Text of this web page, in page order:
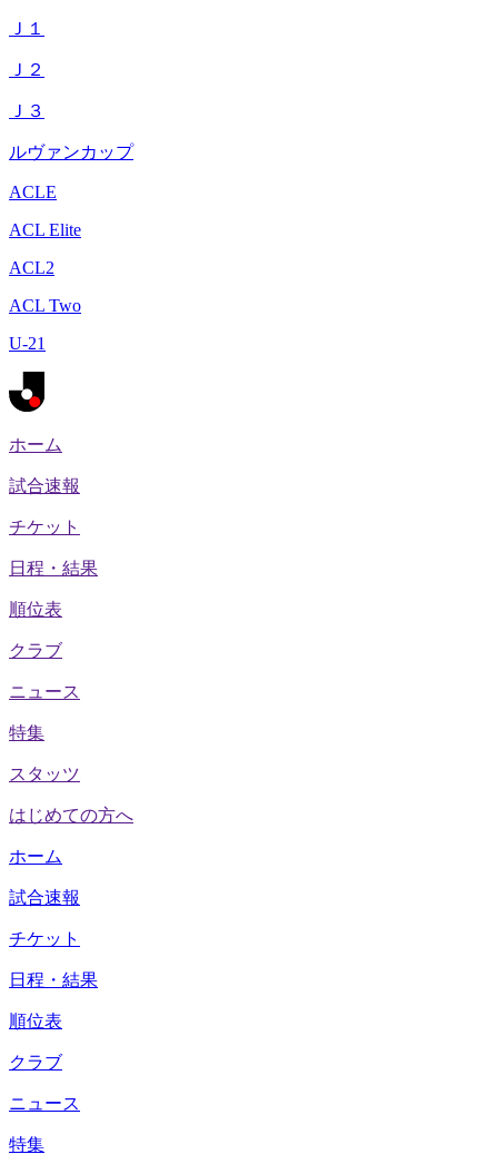
Ｊ１
Ｊ２
Ｊ３
ルヴァンカップ
ACLE
ACL Elite
ACL2
ACL Two
U-21
ホーム
試合速報
チケット
日程・結果
順位表
クラブ
ニュース
特集
スタッツ
はじめての方へ
ホーム
試合速報
チケット
日程・結果
順位表
クラブ
ニュース
特集